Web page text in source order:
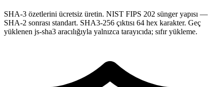
SHA-3 özetlerini ücretsiz üretin. NIST FIPS 202 sünger yapısı —
SHA-2 sonrası standart. SHA3-256 çıktısı 64 hex karakter. Geç
yüklenen js-sha3 aracılığıyla yalnızca tarayıcıda; sıfır yükleme.